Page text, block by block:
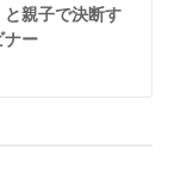
と親子で決断す
ナー